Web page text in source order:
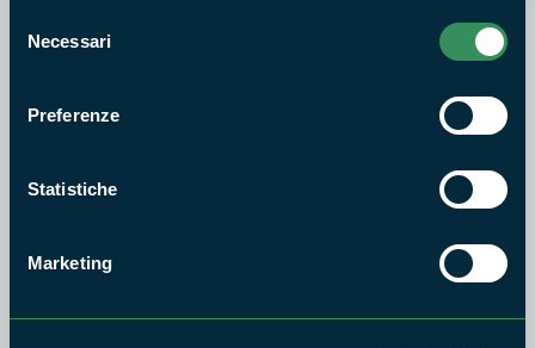
delNecessari
Preferenze
Statistiche
Marketing
Ripubbicazione per la presentazione di Manifestazioni di
interesse da parte di soggetti privati per la concessione di
“Villa Demetriana” sita in Fondi alla Località San Magno, ai
concernente: “Incentivi per la manutenzione di aree verdi da
parte dei cittadini” per la durata di ventiquattro mesi.